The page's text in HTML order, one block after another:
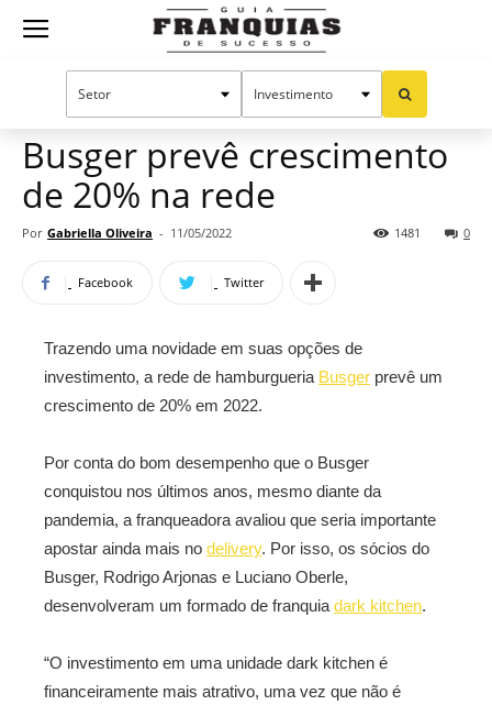
Guia
Mercado de franquias
Busger prevê crescimento
de 20% na rede
Por Gabriella Oliveira - 11/05/2022 0
1481
Facebook Twitter
Trazendo uma novidade em suas opções de
investimento, a rede de hamburgueria Busger prevê um
crescimento de 20% em 2022.
Por conta do bom desempenho que o Busger
conquistou nos últimos anos, mesmo diante da
pandemia, a franqueadora avaliou que seria importante
apostar ainda mais no delivery. Por isso, os sócios do
Busger, Rodrigo Arjonas e Luciano Oberle,
desenvolveram um formado de franquia dark kitchen.
“O investimento em uma unidade dark kitchen é
financeiramente mais atrativo, uma vez que não é